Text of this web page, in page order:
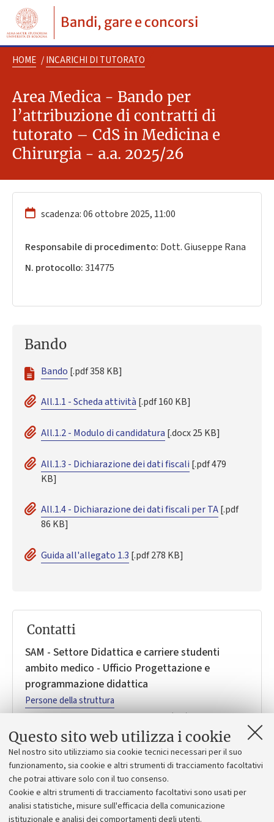
Questo sito web utilizza i cookie
Nel nostro sito utilizziamo sia cookie tecnici necessari per il suo
funzionamento, sia cookie e altri strumenti di tracciamento facoltativi
che potrai attivare solo con il tuo consenso.
Cookie e altri strumenti di tracciamento facoltativi sono usati per
analisi statistiche, misure sull'efficacia della comunicazione
istituzionale e analisi dei comportamenti degli utenti.
Bandi, gare e concorsi
HOME / INCARICHI DI TUTORATO
Area Medica - Bando per
l’attribuzione di contratti di
tutorato – CdS in Medicina e
Chirurgia - a.a. 2025/26
scadenza: 06 ottobre 2025, 11:00
Responsabile di procedimento: Dott. Giuseppe Rana
N. protocollo:314775
Bando
Bando [.pdf 358 KB]
All.1.1 - Scheda attività [.pdf 160 KB]
All.1.2 - Modulo di candidatura [.docx 25 KB]
All.1.3 - Dichiarazione dei dati fiscali [.pdf 479
KB]
All.1.4 - Dichiarazione dei dati fiscali per TA[.pdf
86 KB]
Guida all'allegato 1.3 [.pdf 278 KB]
Contatti
SAM - Settore Didattica e carriere studenti
ambito medico - Ufficio Progettazione e
programmazione didattica
Persone della struttura
Via Massarenti 9 - Polo MurriBologna (BO)
sam.programmazionedidattica@unibo.it
scriviunibo@pec.unibo.it
Orario
Dal lunedì al venerdì dalle 9.00 alle 13.00 e dalle 14.00 alle
15.00